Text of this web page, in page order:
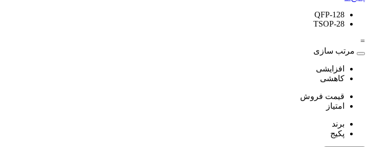
QFP-128
TSOP-28
=
مرتب سازی
افزایشی
کاهشی
قیمت فروش
امتیاز
برند
پکیج